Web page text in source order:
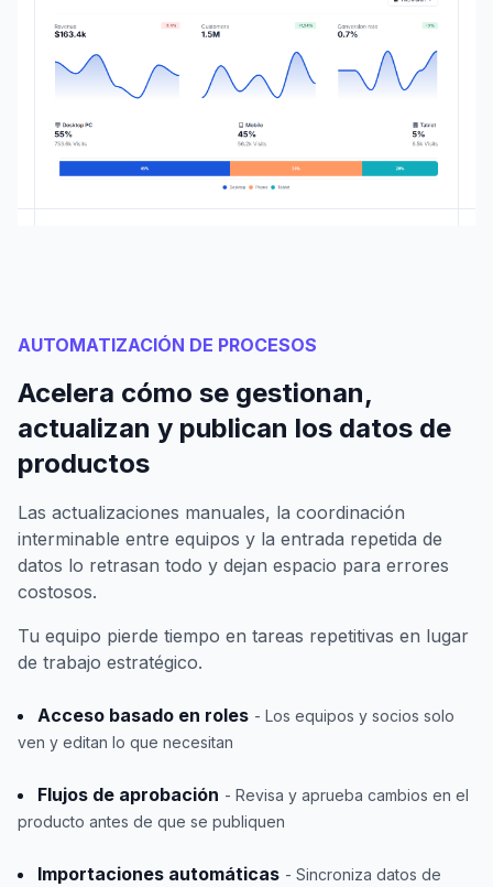
AUTOMATIZACIÓN DE PROCESOS
Acelera cómo se gestionan,
actualizan y publican los datos de
productos
Las actualizaciones manuales, la coordinación
interminable entre equipos y la entrada repetida de
datos lo retrasan todo y dejan espacio para errores
costosos.
Tu equipo pierde tiempo en tareas repetitivas en lugar
de trabajo estratégico.
Acceso basado en roles - Los equipos y socios solo
ven y editan lo que necesitan
Flujos de aprobación - Revisa y aprueba cambios en el
producto antes de que se publiquen
Importaciones automáticas - Sincroniza datos de